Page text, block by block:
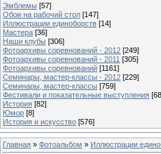
Эмблемы [57]
Обои на рабочий стол [147]
Иллюстрации единоборств [14]
Мастера [36]
Наши клубы [306]
Фотоархивы соревнований - 2012 [249]
Фотоархивы соревнований - 2011 [305]
Фотоархивы соревнований [1161]
Семинары, мастер-классы - 2012 [229]
Семинары, мастер-классы [759]
Фестивали и показательные выступления
История [82]
Юмор [8]
История и искусство [576]
Главная » Фотоальбом » Иллюстрации